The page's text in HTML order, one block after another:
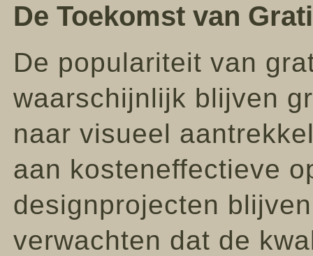
De Toekomst van
De populariteit van
waarschijnlijk blijven
naar visueel
aan kosteneffectieve
designprojecten
verwachten dat de